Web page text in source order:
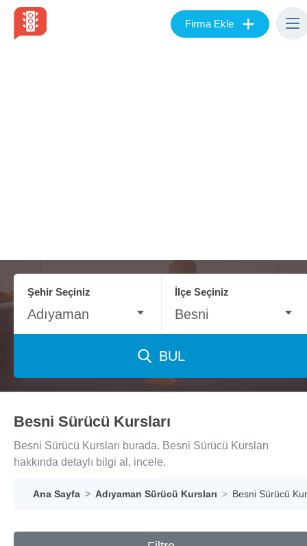
Firma Ekle +
Şehir Seçiniz
Adıyaman
İlçe Seçiniz
Besni
BUL
Besni Sürücü Kursları
Besni Sürücü Kursları burada. Besni Sürücü Kursları
hakkında detaylı bilgi al, incele.
Ana Sayfa Adıyaman Sürücü Kursları Besni Sürücü